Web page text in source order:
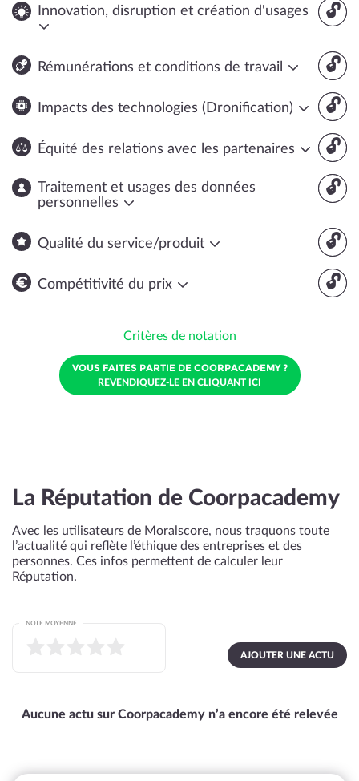
🔓
Innovation, disruption et création d'usages
🔓
Rémunérations et conditions de travail
🔓
Impacts des technologies (Dronification)
🔓
Équité des relations avec les partenaires
🔓
Traitement et usages des données
personnelles
🔓
Qualité du service/produit
🔓
Compétitivité du prix
Critères de notation
VOUS FAITES PARTIE DE COORPACADEMY ?
REVENDIQUEZ-LE EN CLIQUANT ICI
La Réputation de Coorpacademy
Avec les utilisateurs de Moralscore, nous traquons toute
l’actualité qui reflète l’éthique des entreprises et des
personnes. Ces infos permettent de calculer leur
Réputation.
AJOUTER UNE ACTU
NOTE MOYENNE
Aucune actu sur Coorpacademy n’a encore été relevée